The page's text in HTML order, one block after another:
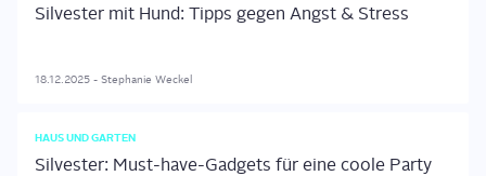
Silvester mit Hund: Tipps gegen Angst & Stress
18.12.2025 - Stephanie Weckel
HAUS UND GARTEN
Silvester: Must-have-Gadgets für eine coole Party